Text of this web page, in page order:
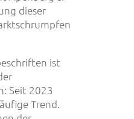
dieser
ist
Seit 2023
Trend.